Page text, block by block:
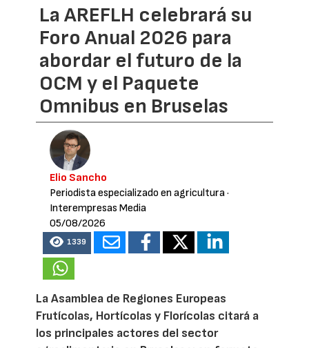
La AREFLH celebrará su
Foro Anual 2026 para
abordar el futuro de la
OCM y el Paquete
Omnibus en Bruselas
Elio Sancho
Periodista especializado en agricultura·
Interempresas Media
05/08/2026
1339
La Asamblea de Regiones Europeas
Frutícolas, Hortícolas y Florícolas citará a
los principales actores del sector